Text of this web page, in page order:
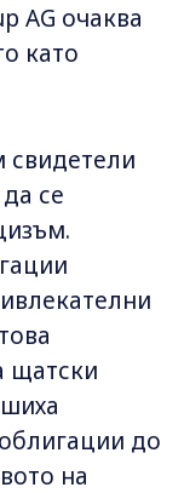
AG очаква
като
свидетели
се
щатски
до
на